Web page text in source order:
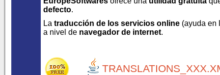
defecto.
La traducción de los servicios online (ayuda en
a nivel de navegador de internet.